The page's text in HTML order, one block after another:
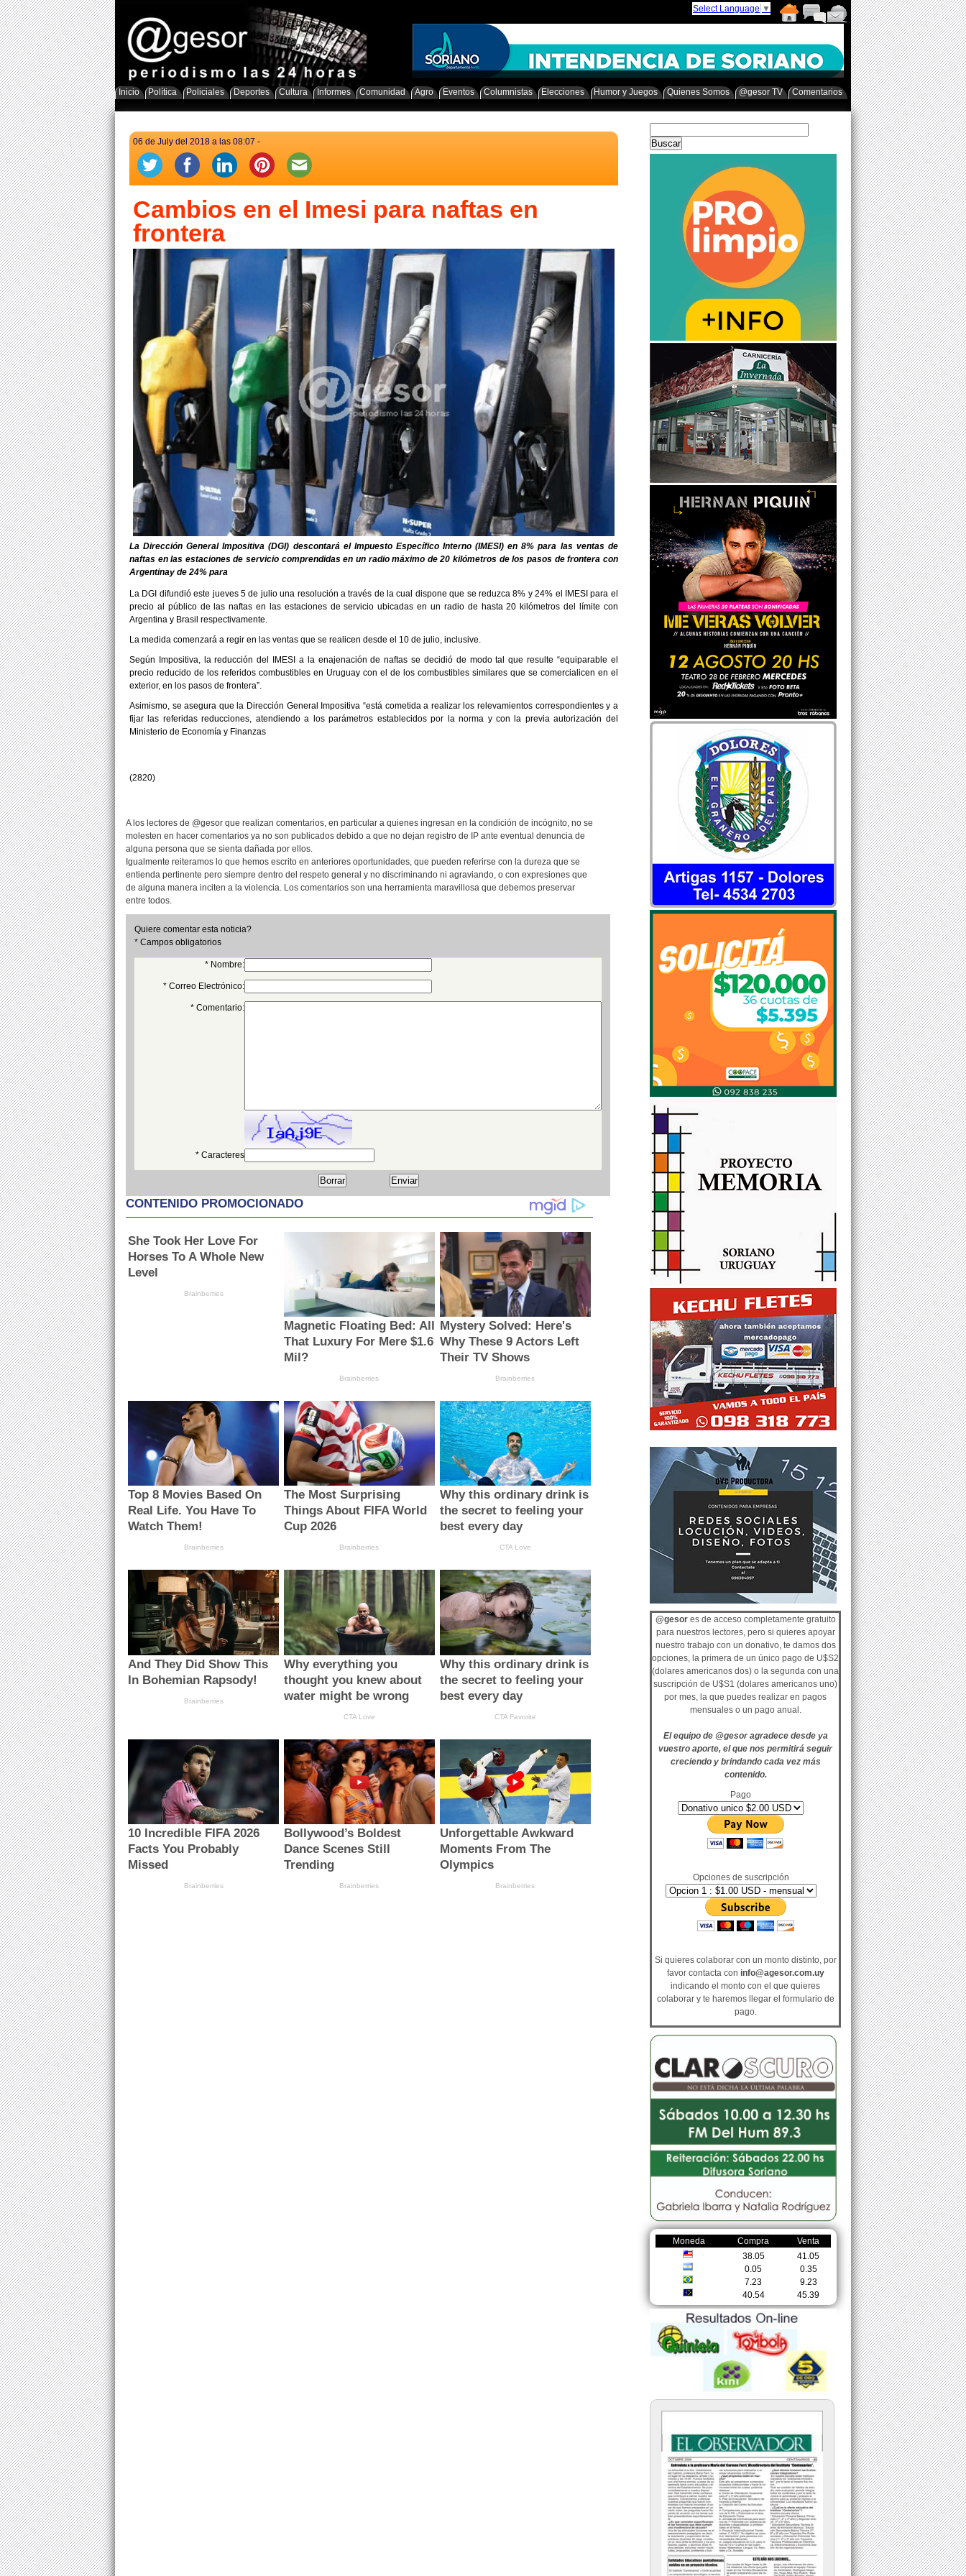
Select Language ▼
Inicio Política Policiales Deportes Cultura Informes Comunidad Agro Eventos Columnistas Elecciones Humor y Juegos Quienes Somos @gesor TV Comentarios
@gesores de acceso completamente gratuito
para nuestros lectores, pero si quieres apoyar
nuestro trabajo con un donativo, te damos dos
opciones, la primera de un único pago de U$S2
(dolares americanos dos) o la segunda con una
suscripción de U$S1 (dolares americanos uno)
por mes, la que puedes realizar en pagos
mensuales o un pago anual.
El equipo de @gesor agradece desde ya
vuestro aporte, el que nos permitirá seguir
creciendo y brindando cada vez más
contenido.
Pago
Opciones de suscripción
Si quieres colaborar con un monto distinto, por
favor contacta con info@agesor.com.uy
indicando el monto con el que quieres
colaborar y te haremos llegar el formulario de
pago.
Moneda Compra
Venta
38.05
41.05
0.05
0.35
7.23
9.23
40.54
45.39
06 de July del 2018 a las 08:07 -
Cambios en el Imesi para naftas en
frontera
La Dirección General Impositiva (DGI) descontará el Impuesto Específico Interno (IMESI) en 8% para las ventas de
naftas en las estaciones de servicio comprendidas en un radio máximo de 20 kilómetros de los pasos de frontera con
Argentinay de 24% para
La DGI difundió este jueves 5 de julio una resolución a través de la cual dispone que se reduzca 8% y 24% el IMESI para el
precio al público de las naftas en las estaciones de servicio ubicadas en un radio de hasta 20 kilómetros del límite con
Argentina y Brasil respectivamente.
La medida comenzará a regir en las ventas que se realicen desde el 10 de julio, inclusive.
Según Impositiva, la reducción del IMESI a la enajenación de naftas se decidió de modo tal que resulte “equiparable el
precio reducido de los referidos combustibles en Uruguay con el de los combustibles similares que se comercialicen en el
exterior, en los pasos de frontera”.
Asimismo, se asegura que la Dirección General Impositiva “está cometida a realizar los relevamientos correspondientes y a
fijar las referidas reducciones, atendiendo a los parámetros establecidos por la norma y con la previa autorización del
Ministerio de Economía y Finanzas
(2820)
A los lectores de @gesor que realizan comentarios, en particular a quienes ingresan en la condición de incógnito, no se
molesten en hacer comentarios ya no son publicados debido a que no dejan registro de IP ante eventual denuncia de
alguna persona que se sienta dañada por ellos.
Igualmente reiteramos lo que hemos escrito en anteriores oportunidades, que pueden referirse con la dureza que se
entienda pertinente pero siempre dentro del respeto general y no discriminando ni agraviando, o con expresiones que
de alguna manera inciten a la violencia. Los comentarios son una herramienta maravillosa que debemos preservar
entre todos.
Quiere comentar esta noticia?
* Campos obligatorios
* Nombre:
* Correo Electrónico:
* Comentario:
* Caracteres